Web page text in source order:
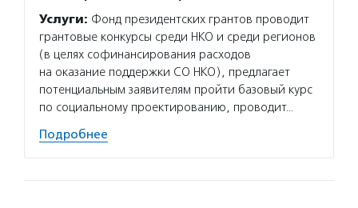
Услуги: Фонд президентских грантов проводит
грантовые конкурсы среди НКО и среди регионов
(в целях софинансирования расходов
на оказание поддержки СО НКО), предлагает
потенциальным заявителям пройти базовый курс
по социальному проектированию, проводит…
Подробнее